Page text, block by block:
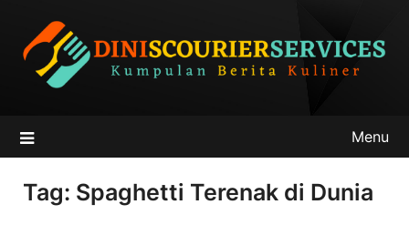
content
Menu
Tag: Spaghetti Terenak di Dunia